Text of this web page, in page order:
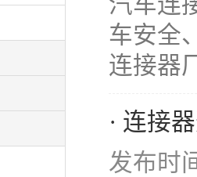
车安全
连接器
· 连接
发布时